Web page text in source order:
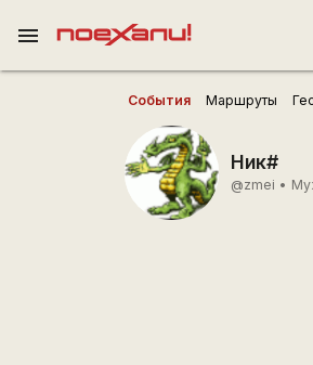
menu
События Маршруты
Ник#
@zmei •